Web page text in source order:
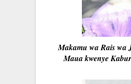
Makamu wa Rais wa
Maua kwenye